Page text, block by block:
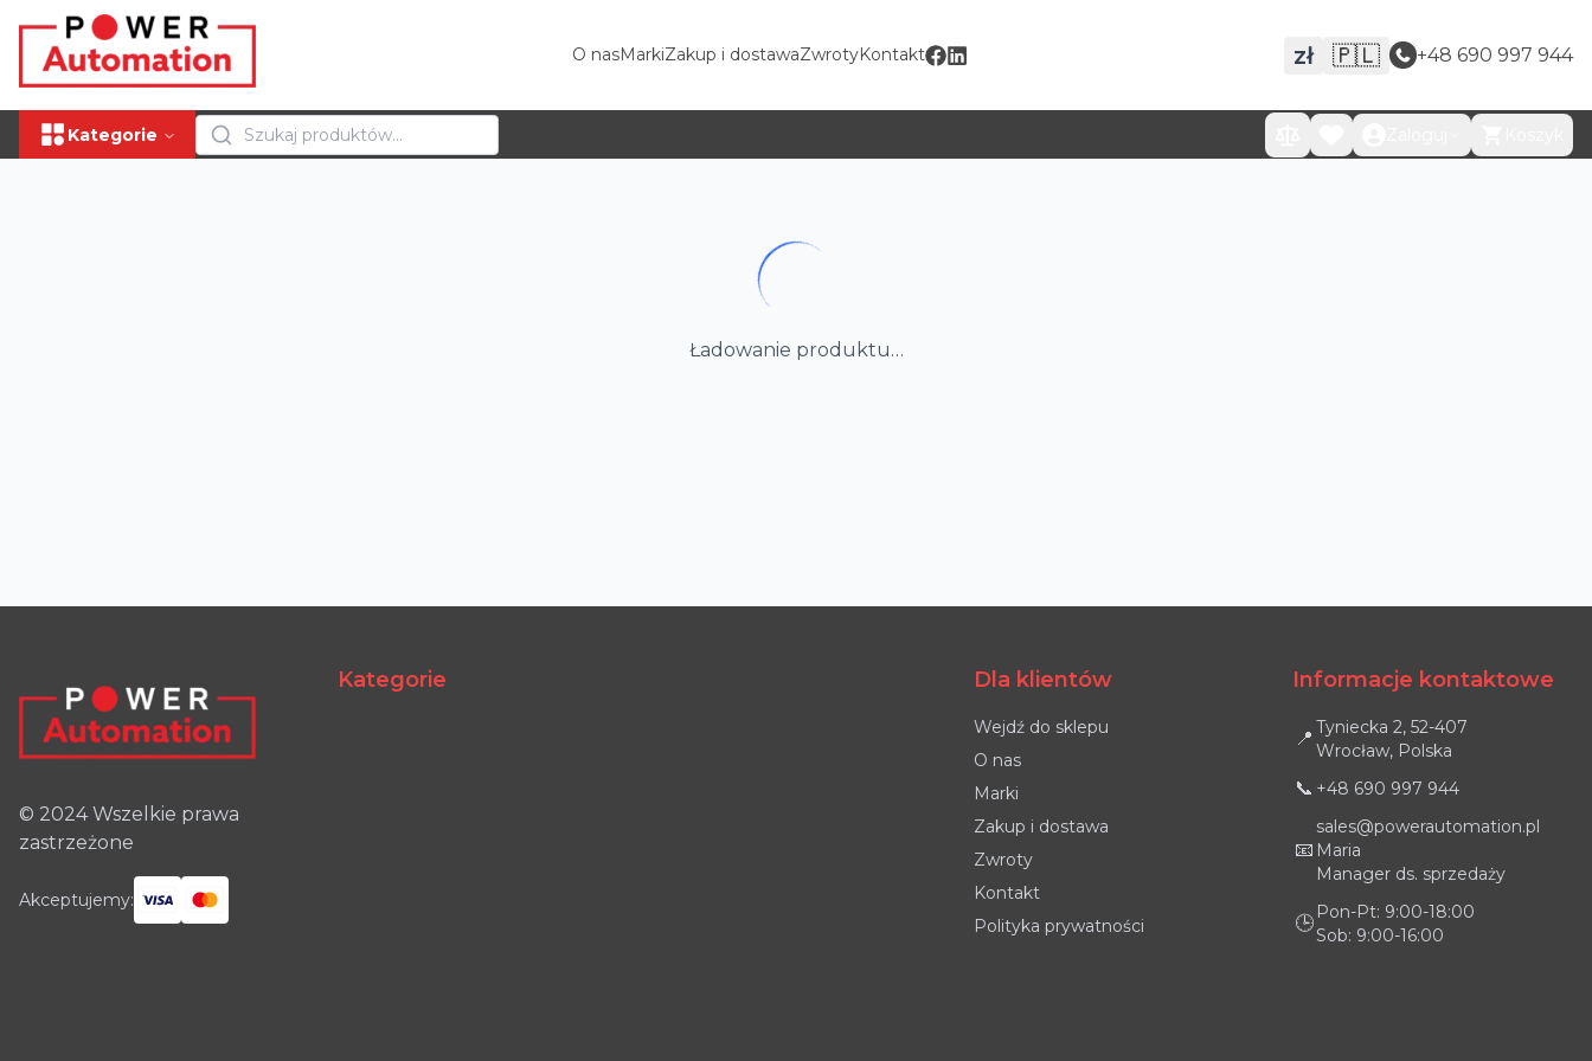
O nasMarkiZakup i dostawaZwrotyKontakt zł 🇵🇱 +48 690 997 944
Kategorie
Ładowanie produktu…
© 2024 Wszelkie prawa
zastrzeżone
Akceptujemy:
Kategorie Dla klientów
Wejdź do sklepu
O nas
Marki
Zakup i dostawa
Zwroty
Kontakt
Polityka prywatności
Informacje kontaktowe
📍 Tyniecka 2, 52-407
Wrocław, Polska
📞 +48 690 997 944
📧
sales@powerautomation.pl
Maria
Manager ds. sprzedaży
🕒 Pon-Pt: 9:00-18:00
Sob: 9:00-16:00